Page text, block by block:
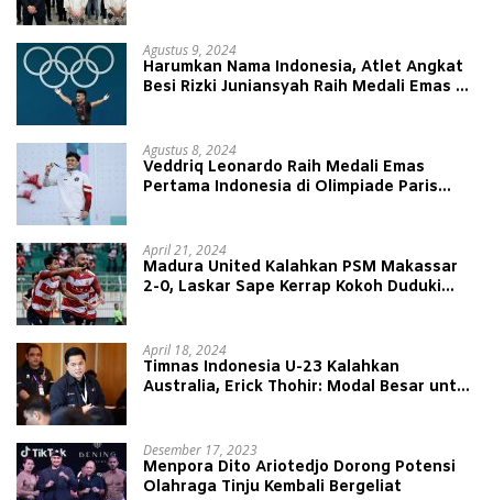
Agustus 9, 2024
Harumkan Nama Indonesia, Atlet Angkat
Besi Rizki Juniansyah Raih Medali Emas di
Agustus 8, 2024
Veddriq Leonardo Raih Medali Emas
Pertama Indonesia di Olimpiade Paris
April 21, 2024
Madura United Kalahkan PSM Makassar
2-0, Laskar Sape Kerrap Kokoh Duduki
April 18, 2024
Timnas Indonesia U-23 Kalahkan
Australia, Erick Thohir: Modal Besar untuk
Desember 17, 2023
Menpora Dito Ariotedjo Dorong Potensi
Olahraga Tinju Kembali Bergeliat